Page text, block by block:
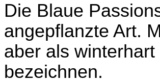
Die Blaue
angepflanzte Art.
aber als
bezeichnen.